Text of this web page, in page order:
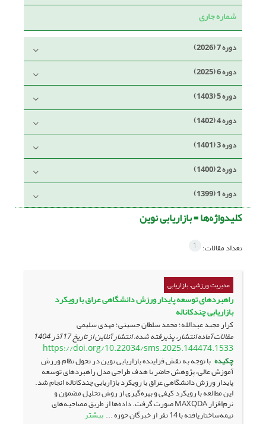
شماره جاری
دوره 7 (2026)
دوره 6 (2025)
دوره 5 (1403)
دوره 4 (1402)
دوره 3 (1401)
دوره 2 (1400)
دوره 1 (1399)
کلیدواژه‌ها =بازاریابی نوین
تعداد مقالات: 1
مدیریت ورزشی، بازاریابی
راهبردهای توسعه پایدار ورزش دانشگاهی عراق با رویکرد
بازاریابی چندکاناله
کرار مجید عبدالله؛ محمد سلطان حسینی؛ مهدی سلیمی
مقالات آماده انتشار، پذیرفته شده، انتشار آنلاین از تاریخ17 آذر 1404
https://doi.org/10.22034/sms.2025.144474.1533
چکیده با توجه به نقش فزاینده بازاریابی نوین در تحول نظام ورزش
آموزش عالی، پژوهش حاضر با هدف طراحی مدل راهبردهای توسعه
پایدار ورزش دانشگاهی عراق با رویکرد بازاریابی چندکاناله انجام شد.
این مطالعه با رویکرد کیفی و بهره‌گیری از روش تحلیل مضمون و
نرم‌افزار MAXQDA صورت گرفت. داده‌ها از طریق مصاحبه‌های
نیمه‌ساختاریافته با 14 نفر از خبرگان حوزه ... بیشتر